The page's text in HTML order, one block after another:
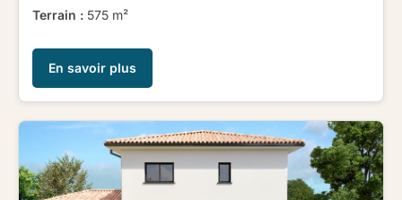
Terrain : 575 m²
En savoir plus